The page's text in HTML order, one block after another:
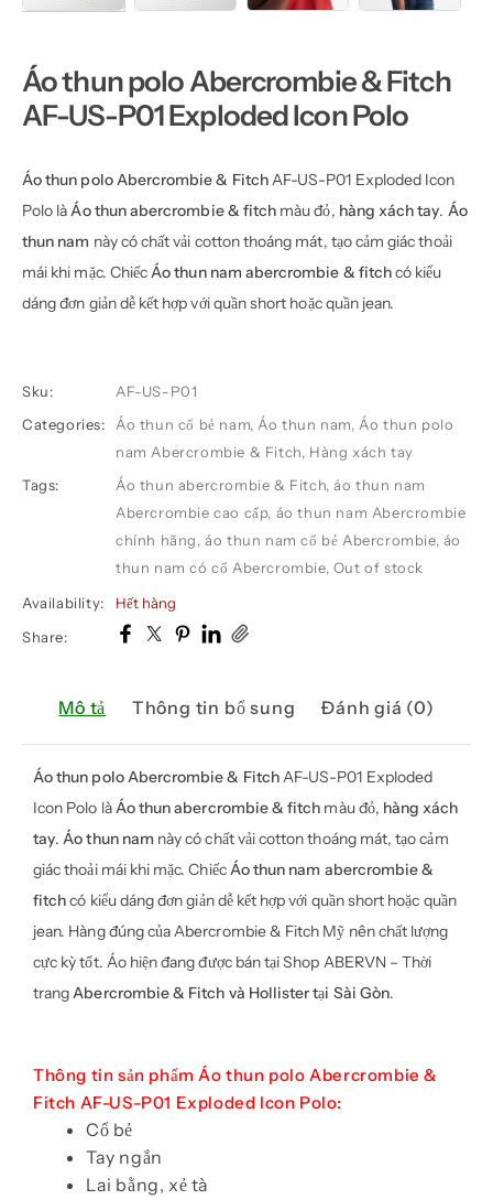
Áo thun polo Abercrombie & Fitch
AF-US-P01 Exploded Icon Polo
Áo thun polo Abercrombie & FitchAF-US-P01 Exploded Icon
Polo làÁo thun abercrombie & fitch màu đỏ, hàng xách tay. Áo
thun nam này có chất vải cotton thoáng mát, tạo cảm giác thoải
mái khi mặc. ChiếcÁo thun nam abercrombie & fitchcó kiểu
dáng đơn giản dễ kết hợp với quần short hoặc quần jean.
Sku:
AF-US-P01
Categories:
Áo thun cổ bẻ nam, Áo thun nam, Áo thun polo
nam Abercrombie & Fitch, Hàng xách tay
Tags:
Áo thun abercrombie & Fitch,áo thun nam
Abercrombie cao cấp, áo thun nam Abercrombie
chính hãng,áo thun nam cổ bẻ Abercrombie, áo
thun nam có cổ Abercrombie, Out of stock
Availability:
Hết hàng
Share:
Mô tả Thông tin bổ sung Đánh giá (0)
Áo thun polo Abercrombie & FitchAF-US-P01 Exploded
Icon Polo làÁo thun abercrombie & fitch màu đỏ, hàng xách
tay.Áo thun nam này có chất vải cotton thoáng mát, tạo cảm
giác thoải mái khi mặc. ChiếcÁo thun nam abercrombie &
fitchcó kiểu dáng đơn giản dễ kết hợp với quần short hoặc quần
jean. Hàng đúng của Abercrombie & Fitch Mỹ nên chất lượng
cực kỳ tốt. Áo hiện đang được bán tại Shop ABERVN – Thời
trangAbercrombie & Fitch và Hollister tại Sài Gòn.
Thông tin sản phẩm Áo thun polo Abercrombie &
Fitch AF-US-P01 Exploded Icon Polo:
Cổ bẻ
Tay ngắn
Lai bằng, xẻ tà